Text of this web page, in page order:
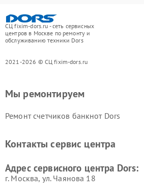
СЦ fixim-dors.ru - сеть сервисных
центров в Москве по ремонту и
обслуживанию техники Dors
2021-2026 © СЦ fixim-dors.ru
Мы ремонтируем
Ремонт счетчиков банкнот Dors
Контакты сервис центра
Адрес сервисного центра Dors:
г. Москва, ул. Чаянова 18